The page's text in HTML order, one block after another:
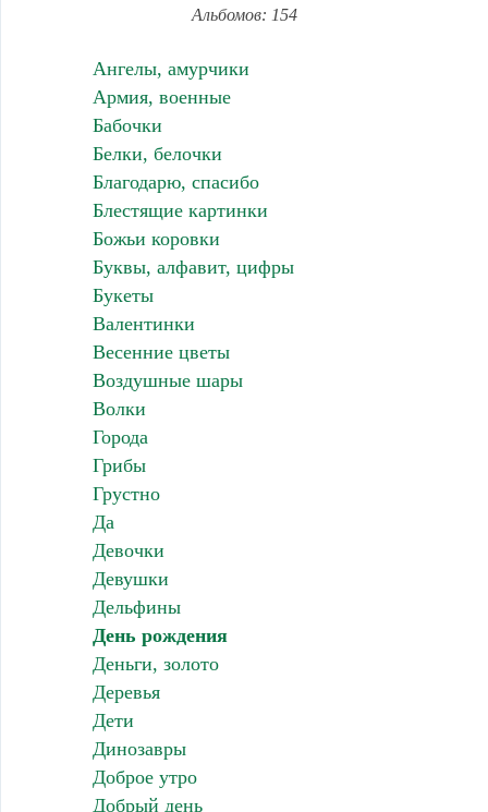
Альбомов: 154
Ангелы, амурчики
Армия, военные
Бабочки
Белки, белочки
Благодарю, спасибо
Блестящие картинки
Божьи коровки
Буквы, алфавит, цифры
Букеты
Валентинки
Весенние цветы
Воздушные шары
Волки
Города
Грибы
Грустно
Да
Девочки
Девушки
Дельфины
День рождения
Деньги, золото
Деревья
Дети
Динозавры
Доброе утро
Добрый день